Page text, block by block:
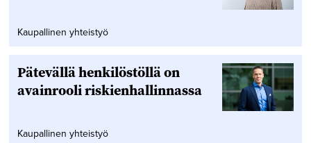
Kaupallinen yhteistyö
Pätevällä henkilöstöllä on
avainrooli riskienhallinnassa
Kaupallinen yhteistyö